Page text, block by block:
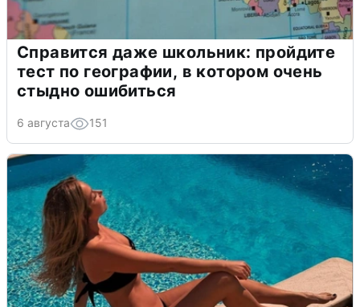
Справится даже школьник: пройдите
тест по географии, в котором очень
стыдно ошибиться
6 августа 151